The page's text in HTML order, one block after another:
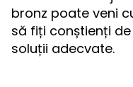
bronz poate veni
să fiți conștienți
soluții adecvate.